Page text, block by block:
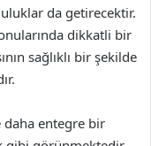
da getirecektir.
dikkatli bir
sağlıklı bir şekilde
daha entegre bir